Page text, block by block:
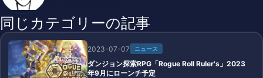
同じカテゴリーの記事
2023-07-07 ニュース
ダンジョン探索RPG「Rogue Roll Ruler's」2023
年9月にローンチ予定